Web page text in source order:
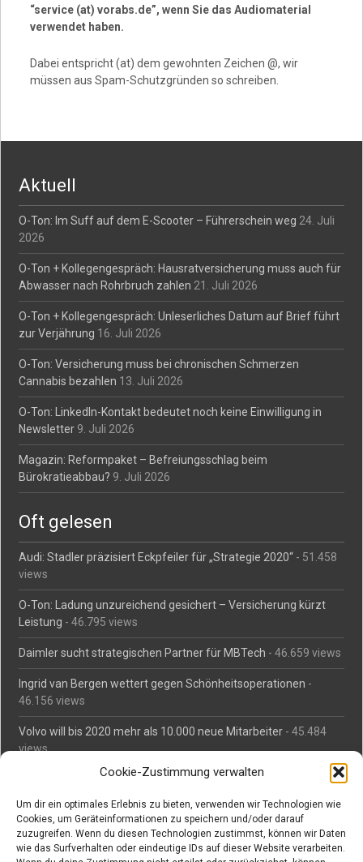
Cookie-Zustimmung verwalten
Um dir ein optimales Erlebnis zu bieten, verwenden wir Technologien wie
Cookies, um Geräteinformationen zu speichern und/oder darauf
zuzugreifen. Wenn du diesen Technologien zustimmst, können wir Daten
wie das Surfverhalten oder eindeutige IDs auf dieser Website verarbeiten.
“service (at) vorabs.de”, wenn Sie das Audiomaterial
verwendet haben.
Dabei entspricht (at) dem gewohnten Zeichen @, wir
müssen aus Spam-Schutzgründen so schreiben.
Aktuell
O-Ton: Im Suff auf dem E-Scooter – Führerschein weg 24. Juli
2026
O-Ton + Kollegengespräch: Hausratversicherung muss auch für
Abwasser nach Rohrbruch zahlen 21. Juli 2026
O-Ton + Kollegengespräch: Unleserliches Datum auf Brief führt
zur Verjährung 16. Juli 2026
O-Ton: Versicherung muss bei chronischen Schmerzen
Cannabis bezahlen 13. Juli 2026
O-Ton: LinkedIn-Kontakt bedeutet noch keine Einwilligung in
Newsletter 9. Juli 2026
Magazin: Reformpaket – Befreiungsschlag beim
Bürokratieabbau? 9. Juli 2026
Oft gelesen
Audi: Stadler präzisiert Eckpfeiler für „Strategie 2020“ - 51.458
views
O-Ton: Ladung unzureichend gesichert – Versicherung kürzt
Leistung - 46.795 views
Daimler sucht strategischen Partner für MBTech - 46.659 views
Ingrid van Bergen wettert gegen Schönheitsoperationen -
46.156 views
Volvo will bis 2020 mehr als 10.000 neue Mitarbeiter - 45.484
views
Mäßiges Interesse an Daimlers MBtech- 44.713 views
O-Ton: Wer muss Schaden für abgedriftete Silvesterraketen
zahlen? - 42.366 views
Kollegengespräch: Urteile zum Grillen- 42.060 views